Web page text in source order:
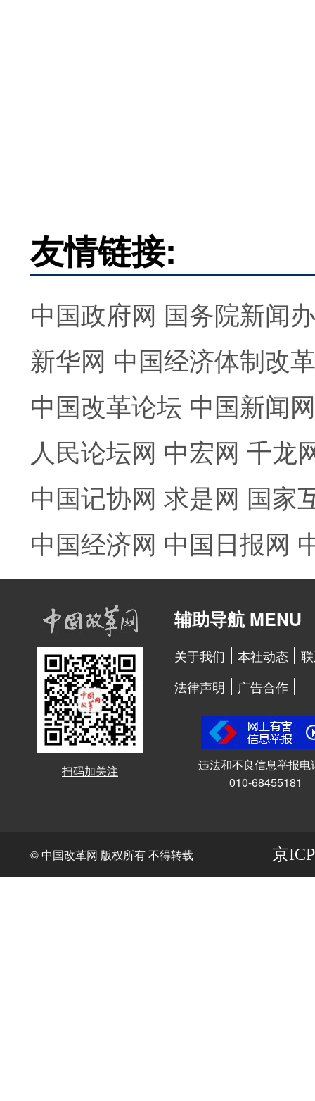
友情链接:
中国政府网 国务院新闻
新华网 中国经济体制改
中国改革论坛 中国新闻网
人民论坛网 中宏网 千龙
中国记协网 求是网 国家
中国经济网 中国日报网
扫码加关注
辅助导航 MENU
关于我们 本社动态
法律声明
广告合作
违法和不良信息举报电
010-68455181
© 中国改革网 版权所有 不得转载 京